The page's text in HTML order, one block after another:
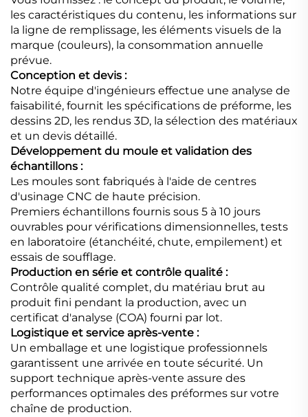
les caractéristiques du contenu, les informations sur
la ligne de remplissage, les éléments visuels de la
marque (couleurs), la consommation annuelle
prévue.
Conception et devis :
Notre équipe d'ingénieurs effectue une analyse de
faisabilité, fournit les spécifications de préforme, les
dessins 2D, les rendus 3D, la sélection des matériaux
et un devis détaillé.
Développement du moule et validation des
échantillons :
Les moules sont fabriqués à l'aide de centres
d'usinage CNC de haute précision.
Premiers échantillons fournis sous 5 à 10 jours
ouvrables pour vérifications dimensionnelles, tests
en laboratoire (étanchéité, chute, empilement) et
essais de soufflage.
Production en série et contrôle qualité :
Contrôle qualité complet, du matériau brut au
produit fini pendant la production, avec un
certificat d'analyse (COA) fourni par lot.
Logistique et service après-vente :
Un emballage et une logistique professionnels
garantissent une arrivée en toute sécurité. Un
support technique après-vente assure des
performances optimales des préformes sur votre
chaîne de production.